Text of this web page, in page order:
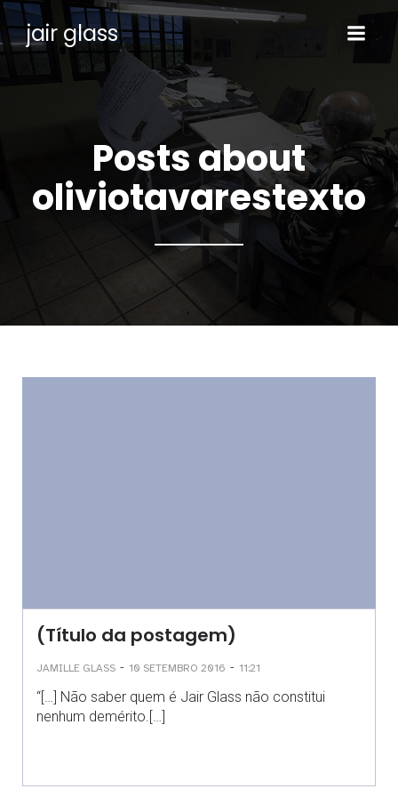
jair glass
Posts about
oliviotavarestexto
(Título da postagem)
JAMILLE GLASS - 10 SETEMBRO 2016 - 11:21
“[…] Não saber quem é Jair Glass não constitui
nenhum demérito.[…]